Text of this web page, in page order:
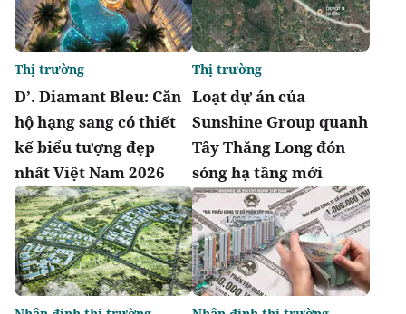
D’. Diamant Bleu: Căn
hộ hạng sang có thiết
kế biểu tượng đẹp
nhất Việt Nam 2026
Thị trường
Loạt dự án của
Sunshine Group quanh
Tây Thăng Long đón
sóng hạ tầng mới
Thị trường